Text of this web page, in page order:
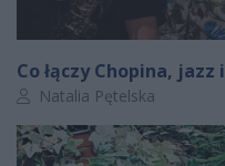
Co łączy Chopina,
Autor artykułu:
Natalia Pętelska